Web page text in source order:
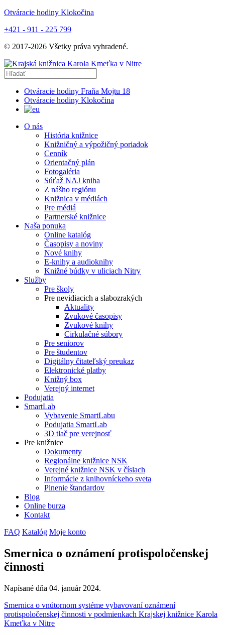
Otváracie hodiny Klokočina
+421 - 911 - 225 799
© 2017-2026 Všetky práva vyhradené.
Otváracie hodiny Fraňa Mojtu 18
Otváracie hodiny Klokočina
O nás
História knižnice
Knižničný a výpožičný poriadok
Cenník
Orientačný plán
Fotogaléria
Súťaž NAJ kniha
Z nášho regiónu
Knižnica v médiách
Pre médiá
Partnerské knižnice
Naša ponuka
Online katalóg
Časopisy a noviny
Nové knihy
E-knihy a audioknihy
Knižné búdky v uliciach Nitry
Služby
Pre školy
Pre nevidiacich a slabozrakých
Aktuality
Zvukové časopisy
Zvukové knihy
Cirkulačné súbory
Pre seniorov
Pre študentov
Digitálny čitateľský preukaz
Elektronické platby
Knižný box
Verejný internet
Podujatia
SmartLab
Vybavenie SmartLabu
Podujatia SmartLab
3D tlač pre verejnosť
Pre knižnice
Dokumenty
Regionálne knižnice NSK
Verejné knižnice NSK v číslach
Informácie z knihovníckeho sveta
Plnenie štandardov
Blog
Online burza
Kontakt
FAQ Katalóg Moje konto
Smernica o oznámení protispoločenskej
činnosti
Napísané dňa 04. január 2024.
Smernica o vnútornom systéme vybavovaní oznámení
protispoločenskej činnosti v podmienkach Krajskej knižnice Karola
Kmeťka v Nitre